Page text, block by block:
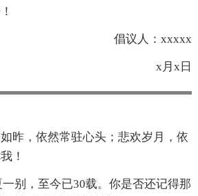
倡议人：xxxxx
x月x日
昨，依然常驻心头；悲欢岁月，依
！
别，至今已30载。你是否还记得那